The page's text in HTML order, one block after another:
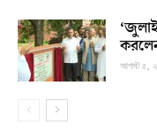
করলেন
আগস্ট ৫,